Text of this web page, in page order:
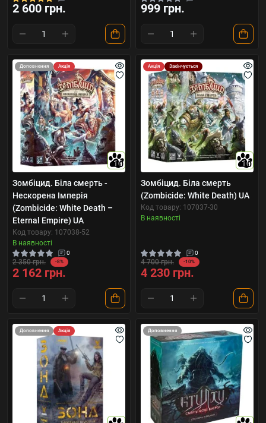
2 600 грн. 999 грн.
Доповнення Акція
10
Зомбіцид. Біла смерть -
Нескорена Імперія
(Zombicide: White Death –
Eternal Empire) UA
Код товару: 107038-52
В наявності
0
2 350 грн. -8%
2 162 грн.
Акція Закінчується
10
Зомбіцид. Біла смерть
(Zombicide: White Death) UA
Код товару: 107037-30
В наявності
0
4 700 грн. -10%
4 230 грн.
Доповнення Акція Доповнення